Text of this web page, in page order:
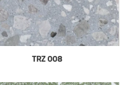
TRZ 008